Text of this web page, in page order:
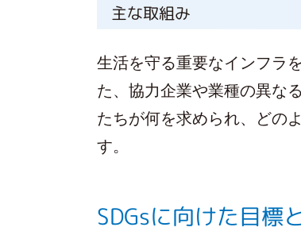
主な取組み
生活を守る重要なインフラ
た、協力企業や業種の異な
たちが何を求められ、どの
す。
SDGsに向けた目標